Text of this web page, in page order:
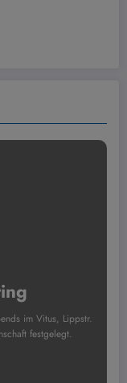
im Vitus, Lippstr.
festgelegt.